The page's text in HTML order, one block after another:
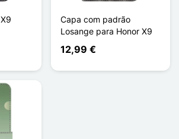
Capa com padrão
Losange para Honor X9
12,99 €